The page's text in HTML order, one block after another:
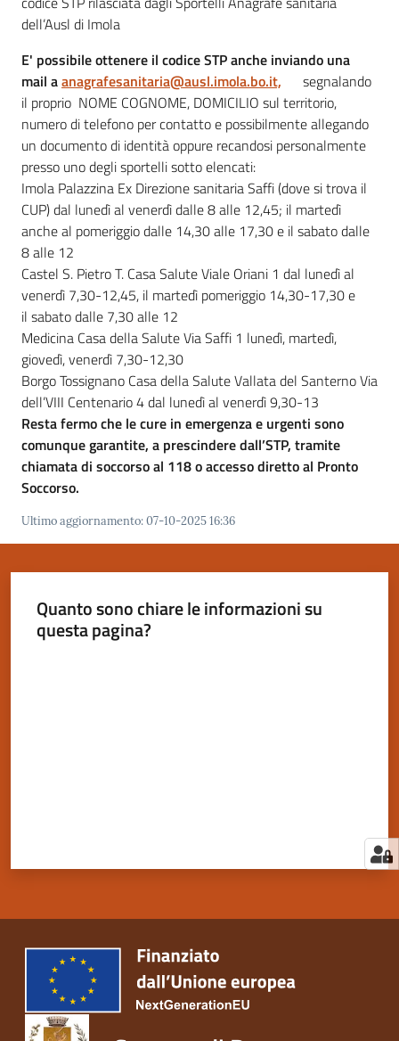
dell’Ausl di Imola
E' possibile ottenere il codice STP anche inviando una
mail aanagrafesanitaria@ausl.imola.bo.it,
segnalando
il proprio NOME COGNOME, DOMICILIO sul territorio,
numero di telefono per contatto e possibilmente allegando
un documento di identità oppure recandosi personalmente
presso uno degli sportelli sotto elencati:
Imola Palazzina Ex Direzione sanitaria Saffi (dove si trova il
CUP) dal lunedì al venerdì dalle 8 alle 12,45; il martedì
anche al pomeriggio dalle 14,30 alle 17,30 e il sabato dalle
8 alle 12
Castel S. Pietro T. Casa Salute Viale Oriani 1 dal lunedì al
venerdì 7,30-12,45, il martedì pomeriggio 14,30-17,30 e
il sabato dalle 7,30 alle 12
Medicina Casa della Salute Via Saffi 1 lunedì, martedì,
giovedì, venerdì 7,30-12,30
Borgo Tossignano Casa della Salute Vallata del Santerno Via
dell’VIII Centenario 4 dal lunedì al venerdì 9,30-13
Resta fermo che le cure in emergenza e urgenti sono
comunque garantite, a prescindere dall’STP, tramite
chiamata di soccorso al 118 o accesso diretto al Pronto
Soccorso.
Ultimo aggiornamento:07-10-2025 16:36
Quanto sono chiare le informazioni su
questa pagina?